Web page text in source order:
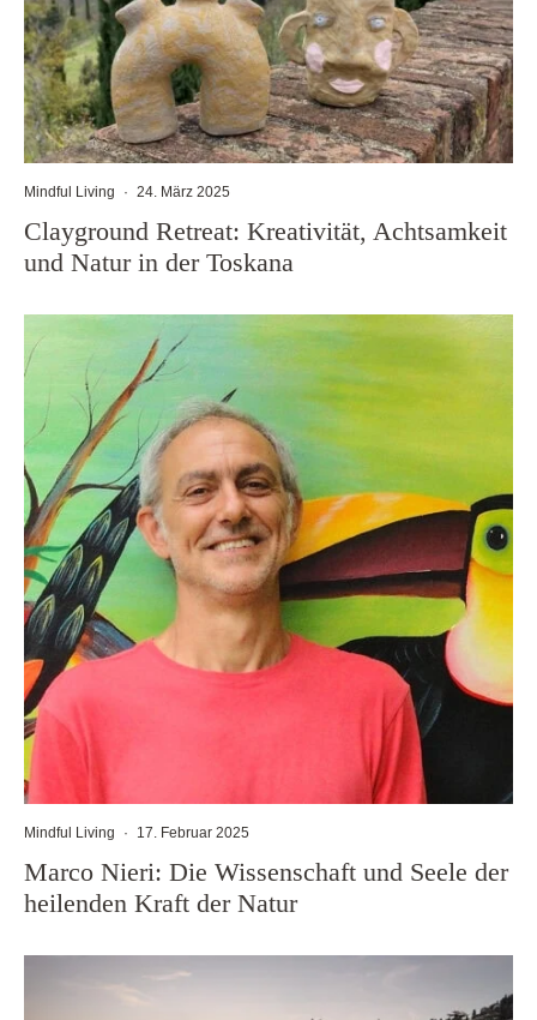
Mindful Living · 24. März 2025
Clayground Retreat: Kreativität, Achtsamkeit
und Natur in der Toskana
Mindful Living · 17. Februar 2025
Marco Nieri: Die Wissenschaft und Seele der
heilenden Kraft der Natur